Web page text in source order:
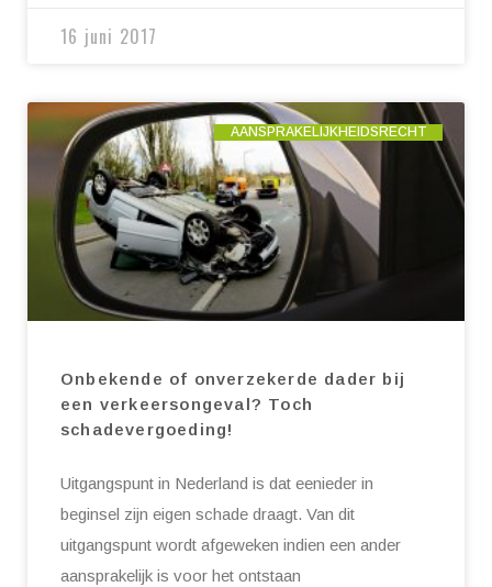
16 juni 2017
AANSPRAKELIJKHEIDSRECHT
Onbekende of onverzekerde dader bij
een verkeersongeval? Toch
schadevergoeding!
Uitgangspunt in Nederland is dat eenieder in
beginsel zijn eigen schade draagt. Van dit
uitgangspunt wordt afgeweken indien een ander
aansprakelijk is voor het ontstaan